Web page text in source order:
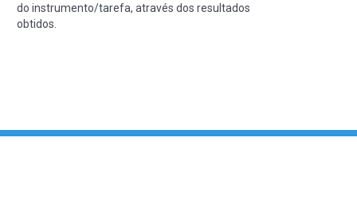
do instrumento/tarefa, através dos resultados
obtidos.